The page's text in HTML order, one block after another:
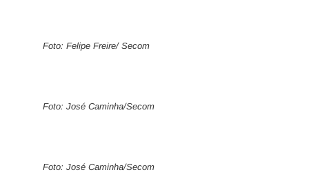
Foto: Felipe Freire/ Secom
Foto: José Caminha/Secom
Foto: José Caminha/Secom